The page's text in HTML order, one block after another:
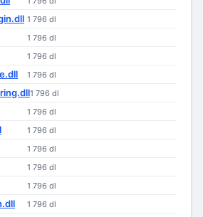
1 796 dl
1 796 dl
1 796 dl
1 796 dl
1 796 dl
1 796 dl
1 796 dl
1 796 dl
1 796 dl
1 796 dl
1 796 dl